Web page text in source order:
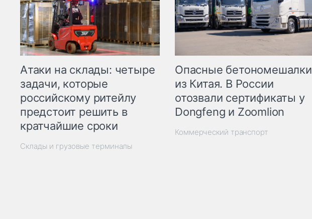
Атаки на склады: четыре
задачи, которые
российскому ритейлу
предстоит решить в
кратчайшие сроки
Склады и грузовые терминалы
Опасные бетономешалки
из Китая. В России
отозвали сертификаты у
Dongfeng и Zoomlion
Коммерческий транспорт